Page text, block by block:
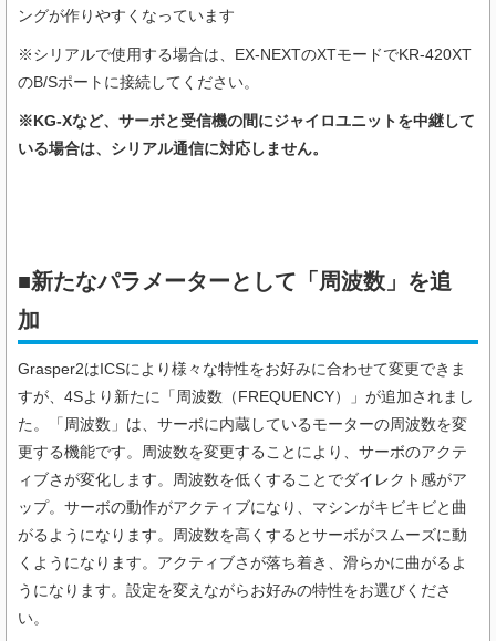
ングが作りやすくなっています
※シリアルで使用する場合は、EX-NEXTのXTモードでKR-420XT
のB/Sポートに接続してください。
※KG-Xなど、サーボと受信機の間にジャイロユニットを中継して
いる場合は、シリアル通信に対応しません。
■新たなパラメーターとして「周波数」を追
加
Grasper2はICSにより様々な特性をお好みに合わせて変更できま
すが、4Sより新たに「周波数（FREQUENCY）」が追加されまし
た。「周波数」は、サーボに内蔵しているモーターの周波数を変
更する機能です。周波数を変更することにより、サーボのアクテ
ィブさが変化します。周波数を低くすることでダイレクト感がア
ップ。サーボの動作がアクティブになり、マシンがキビキビと曲
がるようになります。周波数を高くするとサーボがスムーズに動
くようになります。アクティブさが落ち着き、滑らかに曲がるよ
うになります。設定を変えながらお好みの特性をお選びくださ
い。